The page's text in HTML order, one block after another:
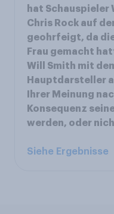
hat Schauspieler
Chris Rock auf
geohrfeigt, da
Frau gemacht
Will Smith mit
Hauptdarsteller
Ihrer Meinung
Konsequenz
werden, oder
Siehe Ergebnisse